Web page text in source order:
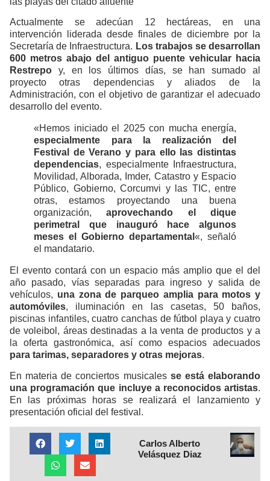
Actualmente se adecúan 12 hectáreas, en una
intervención liderada desde finales de diciembre por la
Secretaría de Infraestructura. Los trabajos se desarrollan
600 metros abajo del antiguo puente vehicular hacia
Restrepo y, en los últimos días, se han sumado al
proyecto otras dependencias y aliados de la
Administración, con el objetivo de garantizar el adecuado
desarrollo del evento.
«Hemos iniciado el 2025 con mucha energía,
especialmente para la realización del
Festival de Verano y para ello las distintas
dependencias, especialmente Infraestructura,
Movilidad, Alborada, Imder, Catastro y Espacio
Público, Gobierno, Corcumvi y las TIC, entre
otras, estamos proyectando una buena
organización,aprovechando el dique
perimetral que inauguró hace algunos
meses el Gobierno departamental «, señaló
el mandatario.
El evento contará con un espacio más amplio que el del
año pasado, vías separadas para ingreso y salida de
vehículos, una zona de parqueo amplia para motos y
automóviles, iluminación en las casetas, 50 baños,
piscinas infantiles, cuatro canchas de fútbol playa y cuatro
de voleibol, áreas destinadas a la venta de productos y a
la oferta gastronómica, así como espacios adecuados
para tarimas, separadores y otras mejoras.
En materia de conciertos musicales se está elaborando
una programación que incluye a reconocidos artistas.
En las próximas horas se realizará el lanzamiento y
presentación oficial del festival.
Carlos Alberto
Velásquez Diaz